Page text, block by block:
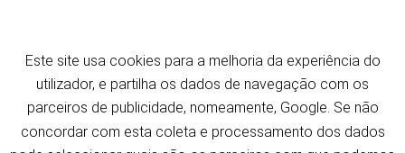
conteúdo
Despoletar
Este site usa cookies para a melhoria da experiência do
utilizador, e partilha os dados de navegação com os
parceiros de publicidade, nomeamente, Google. Se não
concordar com esta coleta e processamento dos dados